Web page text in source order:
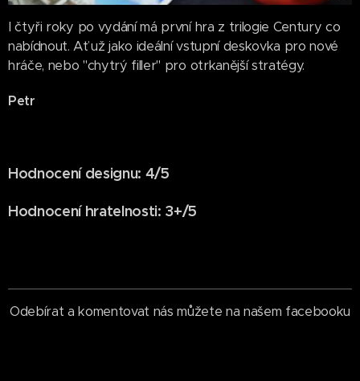
I čtyři roky po vydání má první hra z trilogie Century co
nabídnout. Ať už jako ideální vstupní deskovka pro nové
hráče, nebo "chytrý filler" pro otrkanější stratégy.
Petr
Hodnocení designu: 4/5
Hodnocení hratelnosti: 3+/5
Odebírat a komentovat nás můžete na našem facebooku